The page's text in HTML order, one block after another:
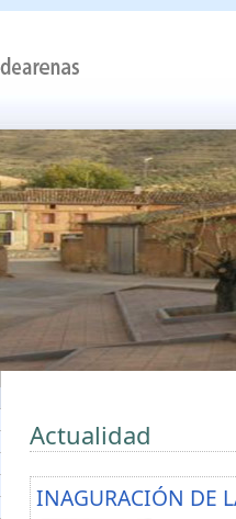
Actualidad
INAGURACIÓN DE